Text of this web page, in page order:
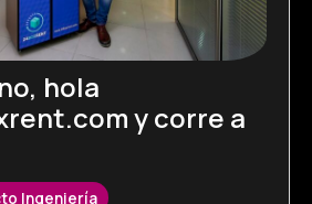
hola
y corre a
Ingeniería